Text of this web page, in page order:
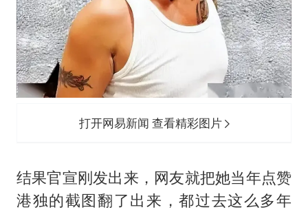
打开网易新闻 查看精彩图片
结果官宣刚发出来，网友就把她当年点赞
港独的截图翻了出来，都过去这么多年